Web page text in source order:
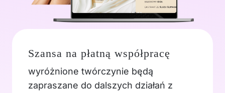
Szansa na płatną współpracę
wyróżnione twórczynie będą
zapraszane do dalszych działań z